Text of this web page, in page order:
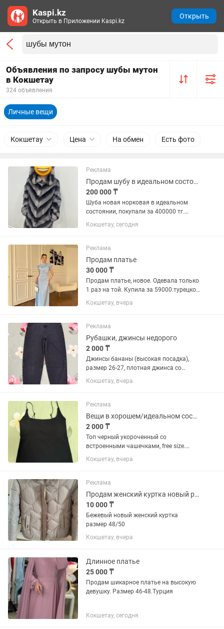
Объявления по запросу шубы мутон
в Кокшетау
324 объявления
Личные вещи
Кокшетау Цена На обмен Есть фото
Реклама
Продам шубу в идеальном состоянии
200 000 ₸
Шуба новая норковая в идеальном
состоянии, покупали за 400000 тг.
Летняя скидка 50%
Кокшетау, сегодня
Реклама
Продам платье
30 000 ₸
Продам платье, новое. Одевала только
1 раз на той. Купила за 59000.турецкое
Продам за 30.000
Кокшетау, вчера
Реклама
Рубашки, джинсы недорого
2 000 ₸
Джинсы бананы (высокая посадка),
размер 26-27, плотная джинса со
стрейчем. Цена: 2.000тг Рубашка
Defacto, размер М(42-44),хлопок. Цена:
размер S(42-44),...
Кокшетау, вчера
Реклама
Вещи в хорошем/идеальном состоянии недорого
2 000 ₸
Топ черный укороченный со
встроенными чашечками, free size.
Цена: 1.000тг Кроп топ розовый Lc
Waikiki, размер XS (подойдет и на S).
укороченный Defacto, размер S....
Кокшетау, вчера
Реклама
Продам женский куртка новый размер 48/50
10 000 ₸
Бежевый новый женский куртка
размер 48/50
Кокшетау, вчера
Длинное платье
25 000 ₸
Продам шикарное платье на высокую
девушку. Размер 46-48.Турция
Кокшетау, сегодня
Kaspi.kz
Открыть в Приложении Kaspi.kz
Открыть